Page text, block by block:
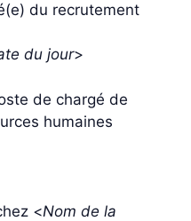
du recrutement
du jour>
de chargé de
humaines
<Nom de la